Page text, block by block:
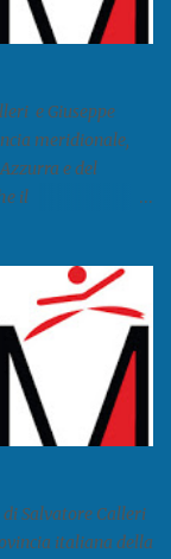
e Giuseppe
meridionale,
e del
il
a Marsiglia è
perché
Livorno e
Secondo il
narcotraffico dal
è una città
questo e
molti giovani,
...
di Salvatore Calleri
italiana della